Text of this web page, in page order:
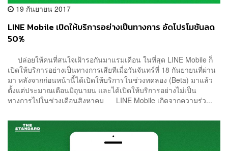
19 กันยายน 2017
LINE Mobile เปิดให้บริการอย่างเป็นทางการ อัดโปรโมชันลด
50%
ปล่อยให้คนที่สนใจเฝ้ารอกันมาแรมเดือน ในที่สุด LINE Mobile ก็
เปิดให้บริการอย่างเป็นทางการเสียทีเมื่อวันจันทร์ที่ 18 กันยายนที่ผ่าน
มา หลังจากก่อนหน้านี้ได้เปิดให้บริการในช่วงทดลอง (Beta) มาแล้ว
ตั้งแต่ประมาณเดือนมิถุนายน และได้เปิดให้บริการอย่างไม่เป็น
ทางการไปในช่วงเดือนสิงหาคม LINE Mobile เกิดจากความร่ว...